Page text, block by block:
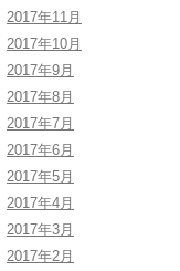
2017年11月
2017年10月
2017年9月
2017年8月
2017年7月
2017年6月
2017年5月
2017年4月
2017年3月
2017年2月